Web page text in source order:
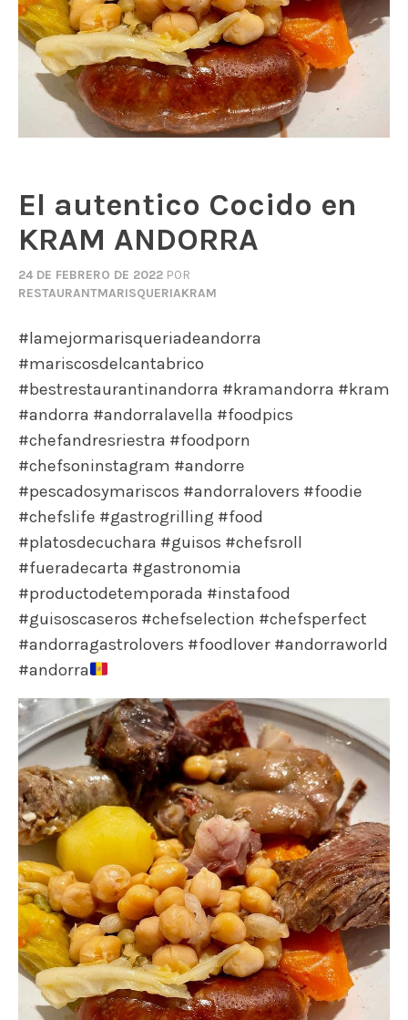
El autentico Cocido en
KRAM ANDORRA
24 DE FEBRERO DE 2022 POR
RESTAURANTMARISQUERIAKRAM
#lamejormarisqueriadeandorra
#mariscosdelcantabrico
#bestrestaurantinandorra #kramandorra #kram
#andorra #andorralavella #foodpics
#chefandresriestra #foodporn
#chefsoninstagram #andorre
#pescadosymariscos #andorralovers #foodie
#chefslife #gastrogrilling #food
#platosdecuchara #guisos #chefsroll
#fueradecarta #gastronomia
#productodetemporada #instafood
#guisoscaseros #chefselection #chefsperfect
#andorragastrolovers #foodlover #andorraworld
#andorra